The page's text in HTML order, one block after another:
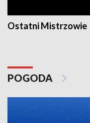
Ostatni Mistrzowie
POGODA